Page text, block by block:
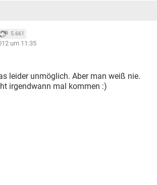
5.661
um 11:35
leider unmöglich. Aber man weiß nie.
irgendwann mal kommen :)